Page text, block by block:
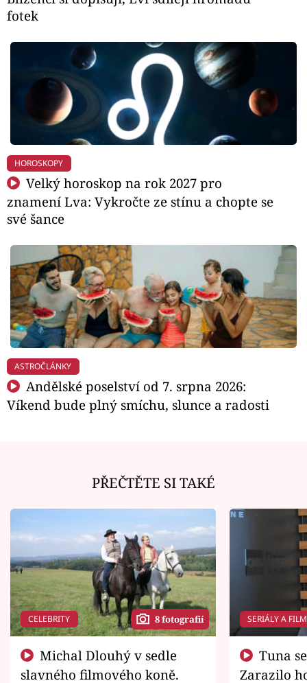
fotek
HOROSKOPY
Velký horoskop na rok 2027 pro
znamení Lva: Vykročte ze stínu a chopte se
své šance
ASTROČLÁNKY
Andělské poselství od 7. srpna 2026:
Víkend bude plný smíchu, slunce a radosti
PŘEČTĚTE SI TAKÉ
CELEBRITY 8 fotografií
slavného filmového koně.
SERIÁLY A
Zarazilo